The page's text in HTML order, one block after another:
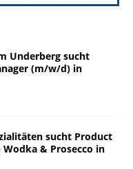
Underberg sucht
(m/w/d) in
sucht Product
& Prosecco in